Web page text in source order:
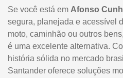
Se você está em Afonso
segura, planejada e acessível
moto, caminhão ou outros
é uma excelente alternativa.
história sólida no mercado
Santander oferece soluções